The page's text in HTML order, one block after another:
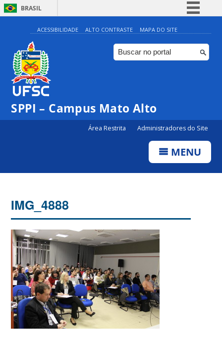
BRASIL
Simplifique!
Comunica BR
Participe
Canais
ACESSIBILIDADE ALTO CONTRASTE MAPA DO SITE
SPPI – Campus Mato Alto
Área Restrita Administradores do Site
MENU
IMG_4888